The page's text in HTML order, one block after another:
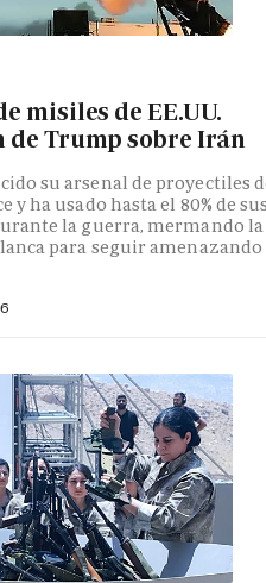
misiles de EE.UU.
Trump sobre Irán
su arsenal de proyectiles
y ha usado hasta el 80% de
la guerra, mermando la
para seguir amenazando